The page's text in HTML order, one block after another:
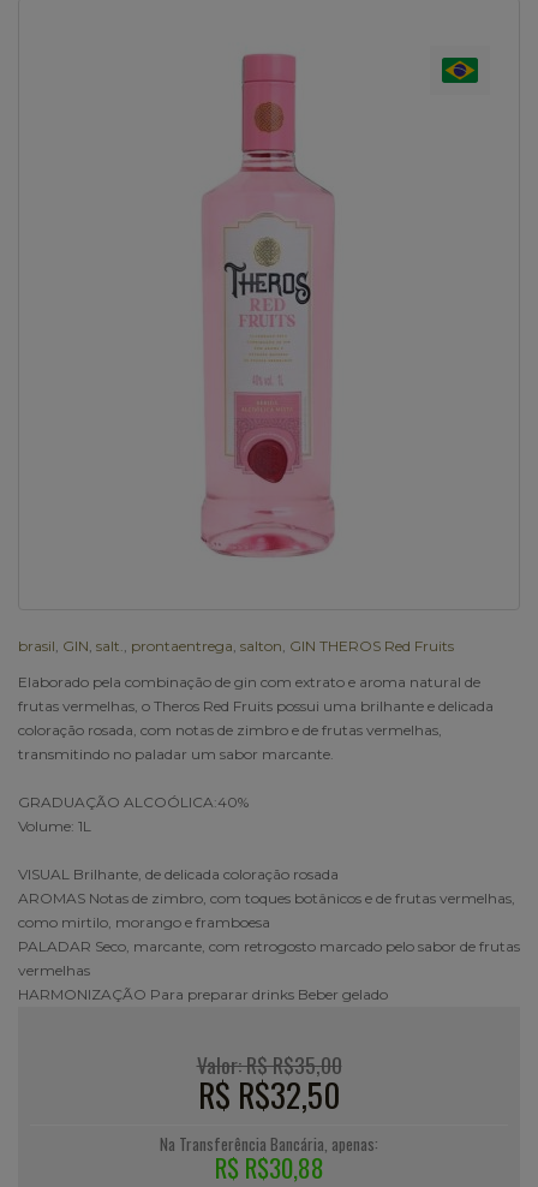
brasil GIN salt. prontaentrega salton GIN THEROS Red Fruits
Elaborado pela combinação de gin com extrato e aroma natural de
frutas vermelhas, o Theros Red Fruits possui uma brilhante e delicada
coloração rosada, com notas de zimbro e de frutas vermelhas,
transmitindo no paladar um sabor marcante.
GRADUAÇÃO ALCOÓLICA:40%
Volume: 1L
VISUAL Brilhante, de delicada coloração rosada
AROMAS Notas de zimbro, com toques botânicos e de frutas vermelhas,
como mirtilo, morango e framboesa
PALADAR Seco, marcante, com retrogosto marcado pelo sabor de frutas
vermelhas
HARMONIZAÇÃO Para preparar drinks Beber gelado
Valor: R$ R$35,00
R$ R$32,50
Na Transferência Bancária, apenas:
R$ R$30,88